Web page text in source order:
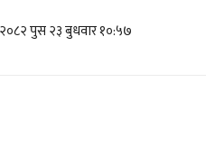
२०८२ पुस २३ बुधवार १०:५७